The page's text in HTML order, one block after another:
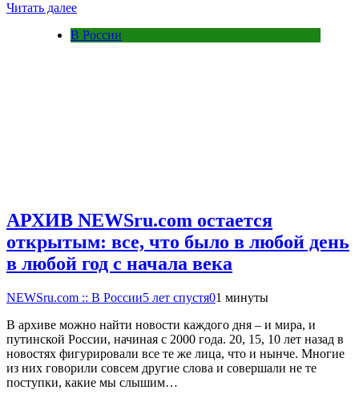
Читать далее
В России
АРХИВ NEWSru.com остается
открытым: все, что было в любой день
в любой год с начала века
NEWSru.com :: В России5 лет спустя01 минуты
В архиве можно найти новости каждого дня – и мира, и
путинской России, начиная с 2000 года. 20, 15, 10 лет назад в
новостях фигурировали все те же лица, что и нынче. Многие
из них говорили совсем другие слова и совершали не те
поступки, какие мы слышим…